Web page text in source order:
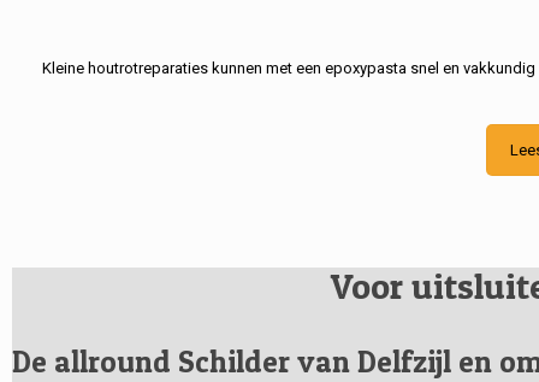
Kleine houtrotreparaties kunnen met een epoxypasta snel en
Voor
De allround Schilder van Delfzijl en